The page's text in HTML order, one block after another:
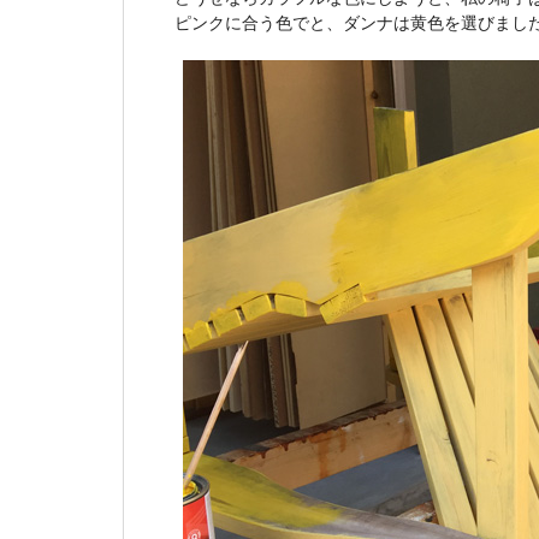
ピンクに合う色でと、ダンナは黄色を選びまし